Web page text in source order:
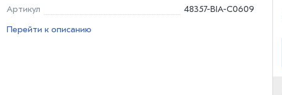
Артикул
48357-BIA-C0609
Перейти к описанию